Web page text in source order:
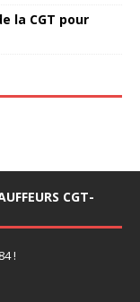
la CGT pour
CGT-
!